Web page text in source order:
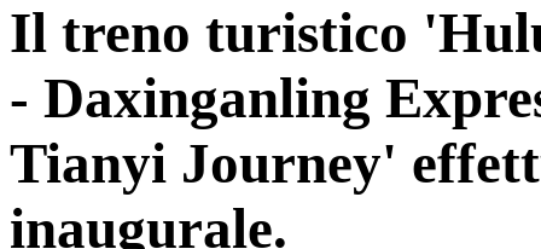
Il treno turistico
- Daxinganling
Tianyi Journey'
inaugurale.